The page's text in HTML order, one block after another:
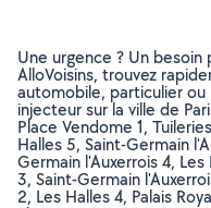
Une urgence ? Un besoin
AlloVoisins, trouvez
automobile, particulier ou
injecteur sur la ville de
Place Vendome 1,
Halles 5, Saint-Germain
Germain l'Auxerrois 4,
3, Saint-Germain
2, Les Halles 4, Palais